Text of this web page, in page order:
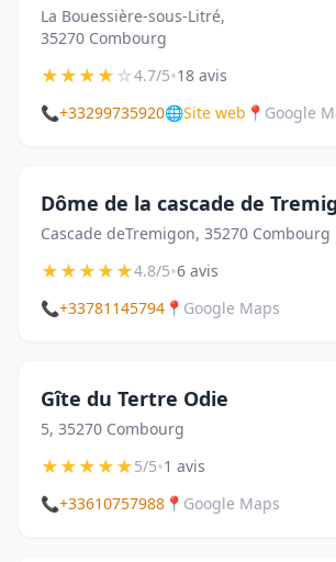
La Bouessière-sous-Litré,
35270 Combourg
★★★★☆4.7/5•18 avis
📞+33299735920🌐Site web 📍 Google
Dôme de la cascade de
Cascade deTremigon, 35270 Combourg
★★★★★4.8/5•6 avis
📞+33781145794 📍 Google Maps
Gîte du Tertre Odie
5, 35270 Combourg
★★★★★5/5•1 avis
📞+33610757988 📍 Google Maps